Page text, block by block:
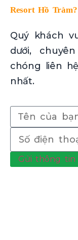
Resort Hồ Tràm?
Quý khách
dưới,
chóng liên
nhất.
Gửi thông tin